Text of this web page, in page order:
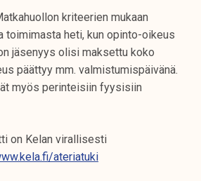
kriteerien mukaan
toimimasta heti, kun opinto-oikeus
jäsenyys olisi maksettu koko
päättyy mm. valmistumispäivänä.
myös perinteisiin fyysisiin
on Kelan virallisesti
ateriatuki